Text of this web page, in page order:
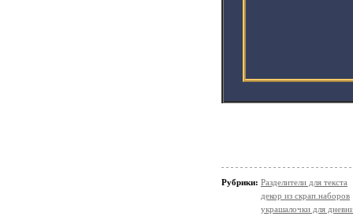
Рубрики: Разделители для текста
декор из скрап.наборов
украшалочки для